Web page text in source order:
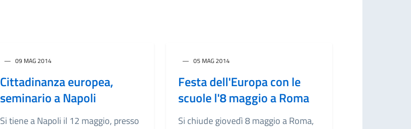
09 MAG 2014
Cittadinanza europea,
seminario a Napoli
Si tiene a Napoli il 12 maggio, presso
05 MAG 2014
Festa dell'Europa con le
scuole l'8 maggio a Roma
Si chiude giovedì 8 maggio a Roma,